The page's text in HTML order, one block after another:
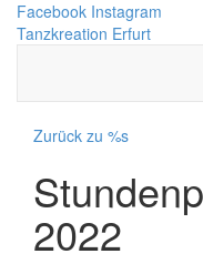
Facebook Instagram
Tanzkreation Erfurt
Zurück zu %s
2022